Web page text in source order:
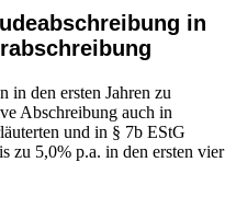
in
in den ersten Jahren zu
Abschreibung auch in
und in § 7b EStG
zu 5,0% p.a. in den ersten vier